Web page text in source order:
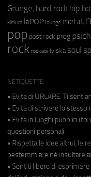
Grunge; hard rock hip
kimura laPOP lounge metal;
pop post rock prog
rock rockabilly ska soul
NETIQUETTE
• Evita di URLARE. Ti
• Evita di scrivere lo stesso
• Evita in luoghi pubblici
questioni personali.
• Rispetta le idee altrui, le
bestemmiare né insultare
• Sentiti libero di